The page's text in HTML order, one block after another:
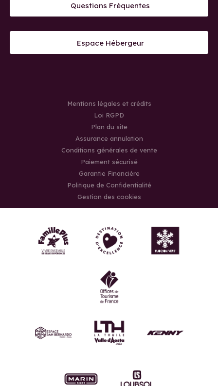
Questions Fréquentes
Espace Hébergeur
Mentions légales et crédits
Loi RGPD
Plan du site
Assurance annulation
Conditions générales de vente
Paiement sécurisé
Garantie Financière
Politique de Confidentialité
Gestion des cookies